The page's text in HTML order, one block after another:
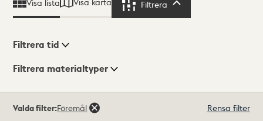
Filtrera
Visningsläge
Filtrera tid
Filtrera materialtyper
träffar
Valda filter:Föremål Rensa filter